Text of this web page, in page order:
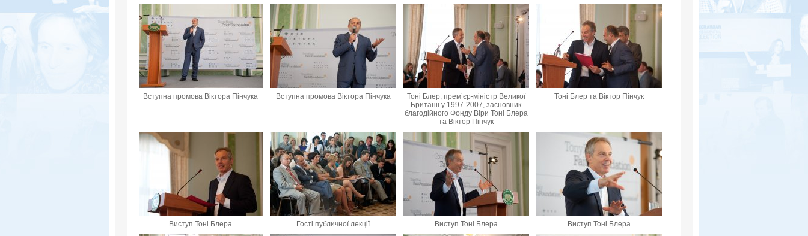
Вступна промова Віктора Пінчука Вступна промова Віктора Пінчука
Тоні Блер, прем’єр-міністр Великої
Британії у 1997-2007, засновник
благодійного Фонду Віри Тоні Блера
та Віктор Пінчук
Тоні Блер та Віктор Пінчук
Виступ Тоні Блера Гості публичної лекції Виступ Тоні Блера Виступ Тоні Блера